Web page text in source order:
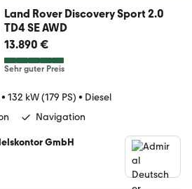
Land Rover Discovery Sport 2.0
TD4 SE AWD
13.890 €
Sehr guter Preis
• 132 kW (179 PS) • Diesel
Navigation
GmbH